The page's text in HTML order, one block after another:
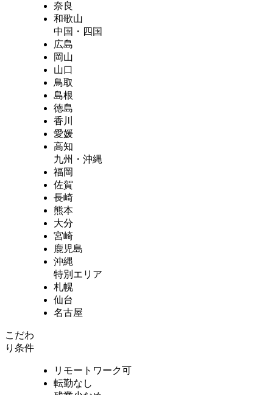
奈良
和歌山
中国・四国
広島
岡山
山口
鳥取
島根
徳島
香川
愛媛
高知
九州・沖縄
福岡
佐賀
長崎
熊本
大分
宮崎
鹿児島
沖縄
特別エリア
札幌
仙台
名古屋
こだわ
り条件
リモートワーク可
転勤なし